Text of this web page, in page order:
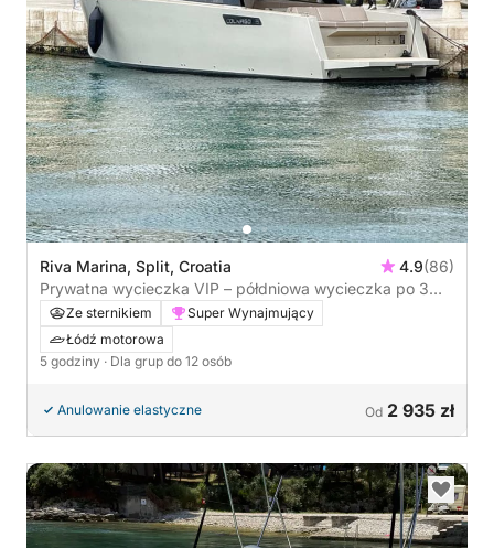
Riva Marina, Split, Croatia 4.9(86)
Prywatna wycieczka VIP – półdniowa wycieczka po 3
wyspach – Błękitne Laguny, wrak statku i Trogir lub
Maslinica
Ze sternikiem
Super Wynajmujący
Łódź motorowa
5 godziny · Dla grup do 12 osób
Anulowanie elastyczne Od 2 935 zł